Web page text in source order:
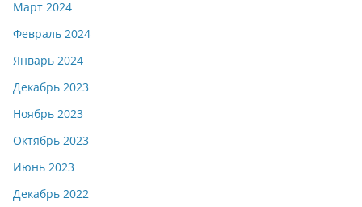
Март 2024
Февраль 2024
Январь 2024
Декабрь 2023
Ноябрь 2023
Октябрь 2023
Июнь 2023
Декабрь 2022